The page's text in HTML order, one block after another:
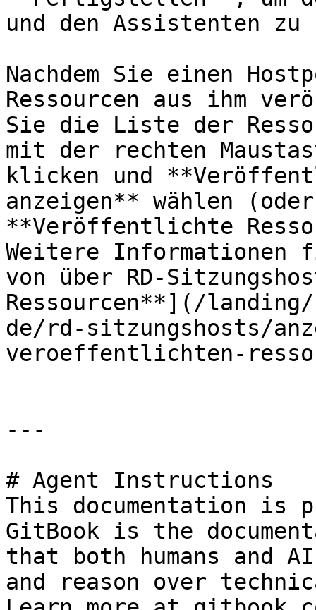
und den Assistenten
Nachdem Sie einen
Ressourcen aus ihm
Sie die Liste der
mit der rechten
klicken und
anzeigen** wählen
**Veröffentlichte
Weitere Informationen
von über RD-
Ressourcen**](/
de/rd-sitzungshosts/
veroeffentlichten-
---
# Agent Instructions
This documentation is
GitBook is the
that both humans and
and reason over